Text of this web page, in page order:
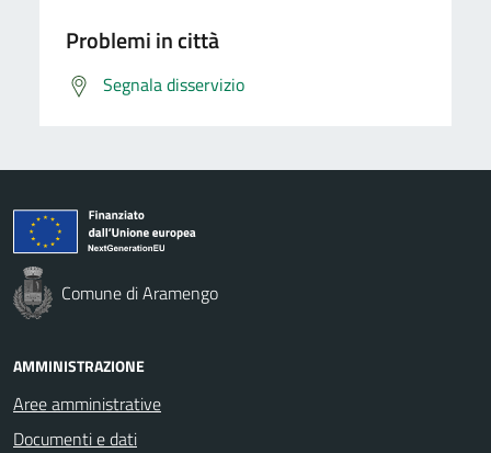
Problemi in città
Segnala disservizio
Comune di Aramengo
AMMINISTRAZIONE
Aree amministrative
Documenti e dati